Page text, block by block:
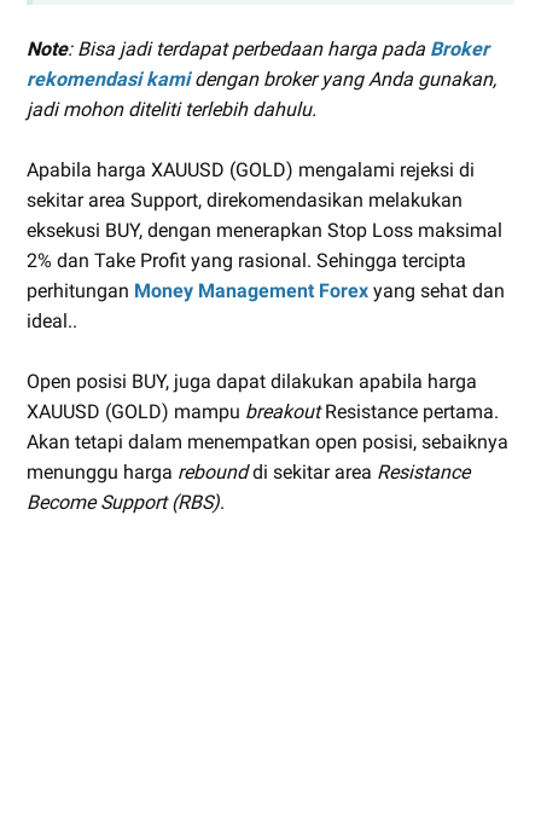
Note: Bisa jadi terdapat perbedaan harga pada Broker
rekomendasi kamidengan broker yang Anda gunakan,
jadi mohon diteliti terlebih dahulu.
Apabila harga XAUUSD (GOLD) mengalami rejeksi di
sekitar area Support, direkomendasikan melakukan
eksekusi BUY, dengan menerapkan Stop Loss maksimal
2% dan Take Profit yang rasional. Sehingga tercipta
perhitungan Money Management Forex yang sehat dan
ideal..
Open posisi BUY, juga dapat dilakukan apabila harga
XAUUSD (GOLD) mampu breakoutResistance pertama.
Akan tetapi dalam menempatkan open posisi, sebaiknya
menunggu harga rebounddi sekitar area Resistance
Become Support (RBS).